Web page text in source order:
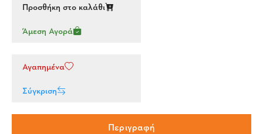
Προσθήκη στο καλάθι
Άμεση Αγορά
Αγαπημένα
Σύγκριση
Περιγραφή